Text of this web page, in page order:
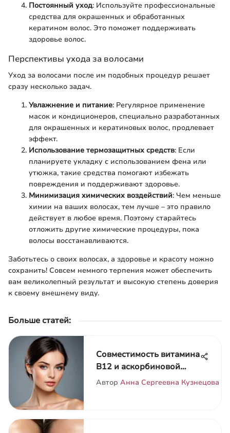
Постоянный уход: Используйте профессиональные
средства для окрашенных и обработанных
кератином волос. Это поможет поддерживать
здоровье волос.
Перспективы ухода за волосами
Уход за волосами после им подобных процедур решает
сразу несколько задач.
Увлажнение и питание: Регулярное применение
масок и кондиционеров, специально разработанных
для окрашенных и кератиновых волос, продлевает
эффект.
Использование термозащитных средств: Если
планируете укладку с использованием фена или
утюжка, такие средства помогают избежать
повреждения и поддерживают здоровье.
Минимизация химических воздействий: Чем меньше
химии на ваших волосах, тем лучше – это правило
действует в любое время. Поэтому старайтесь
отложить другие химические процедуры, пока
волосы восстанавливаются.
Заботьтесь о своих волосах, а здоровье и красоту можно
сохранить! Совсем немного терпения может обеспечить
вам великолепный результат и высокую степень доверия
к своему внешнему виду.
Больше статей:
Совместимость витамина
B12 и аскорбиновой
кислоты
Автор Анна Сергеевна Кузнецова